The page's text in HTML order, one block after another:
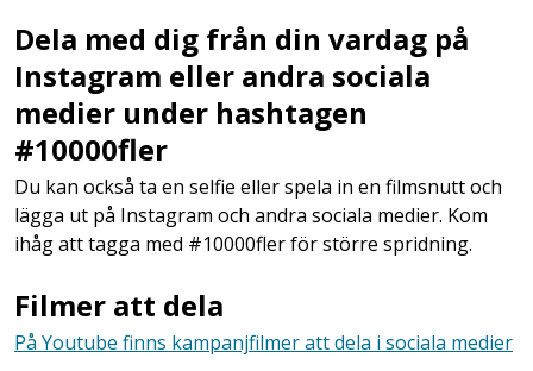
Dela med dig från din vardag på
Instagram eller andra sociala
medier under hashtagen
#10000fler
Du kan också ta en selfie eller spela in en filmsnutt och
lägga ut på Instagram och andra sociala medier. Kom
ihåg att tagga med #10000fler för större spridning.
Filmer att dela
På Youtube finns kampanjfilmer att dela i sociala medier